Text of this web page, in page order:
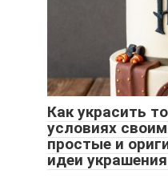
Как украсить
условиях
простые и
идеи